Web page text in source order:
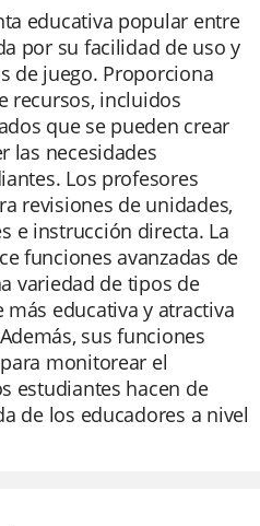
educativa popular entre
por su facilidad de uso y
de juego. Proporciona
recursos, incluidos
que se pueden crear
las necesidades
Los profesores
revisiones de unidades,
e instrucción directa. La
funciones avanzadas de
variedad de tipos de
educativa y atractiva
sus funciones
monitorear el
estudiantes hacen de
de los educadores a nivel